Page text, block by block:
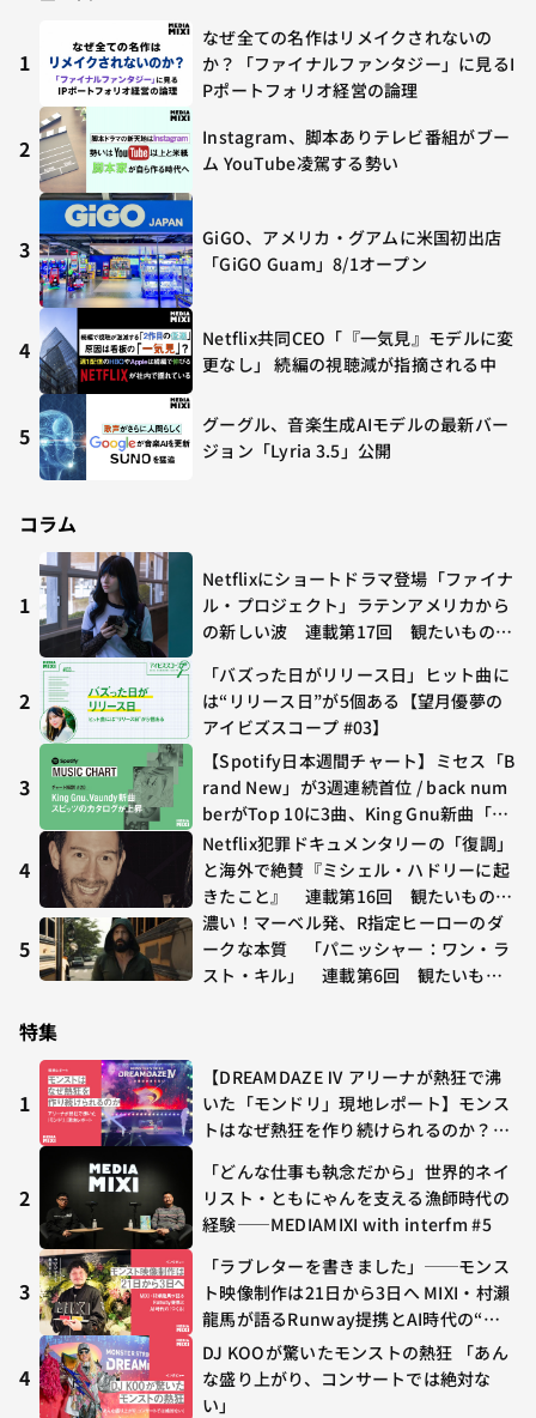
1
なぜ全ての名作はリメイクされないの
か？「ファイナルファンタジー」に見るI
Pポートフォリオ経営の論理
2
Instagram、脚本ありテレビ番組がブー
ム YouTube凌駕する勢い
3
GiGO、アメリカ・グアムに米国初出店
「GiGO Guam」8/1オープン
4
Netflix共同CEO「『一気見』モデルに変
更なし」 続編の視聴減が指摘される中
5
グーグル、音楽生成AIモデルの最新バー
ジョン「Lyria 3.5」公開
コラム
1
Netflixにショートドラマ登場「ファイナ
ル・プロジェクト」ラテンアメリカから
の新しい波 連載第17回 観たいものが
2
「バズった日がリリース日」ヒット曲に
は“リリース日”が5個ある【望月優夢の
アイビズスコープ #03】
3
【Spotify日本週間チャート】ミセス「B
rand New」が3週連続首位 / back num
berがTop 10に3曲、King Gnu新曲「G
O GHOST」が初登場〜集計期間：2026
年7/24〜7/30
4
Netflix犯罪ドキュメンタリーの「復調」
と海外で絶賛『ミシェル・ハドリーに起
きたこと』 連載第16回 観たいものが
多すぎる～稲垣貴俊の配信時評
5
濃い！マーベル発、R指定ヒーローのダ
ークな本質 「パニッシャー：ワン・ラ
スト・キル」 連載第6回 観たいもの
特集
1
【DREAMDAZE Ⅳ アリーナが熱狂で沸
いた「モンドリ」現地レポート】モンス
トはなぜ熱狂を作り続けられるのか？コ
や、兎田ぺこら、壱百満天原サロメらも
集結
2
「どんな仕事も執念だから」世界的ネイ
リスト・ともにゃんを支える漁師時代の
経験——MEDIAMIXI with interfm #5
3
「ラブレターを書きました」──モンス
ト映像制作は21日から3日へ MIXI・村瀨
龍馬が語るRunway提携とAI時代の“つ
くる”
4
DJ KOOが驚いたモンストの熱狂 「あん
な盛り上がり、コンサートでは絶対な
い」